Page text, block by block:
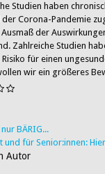
Studien haben
Corona-Pandemie
der
Zahlreiche Studien
Risiko für einen
wir ein größeres
BÄRIG...
und für Senior:innen:
Autor